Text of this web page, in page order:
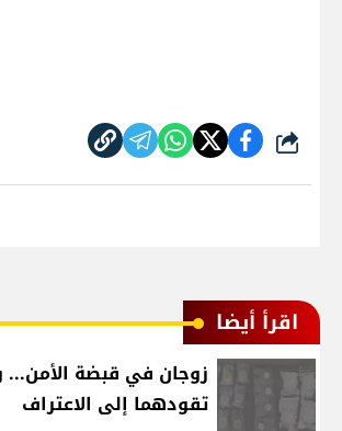
شارك
اقرأ أيضا
زوجان في قبضة الأمن...
تقودهما إلى الاعتراف